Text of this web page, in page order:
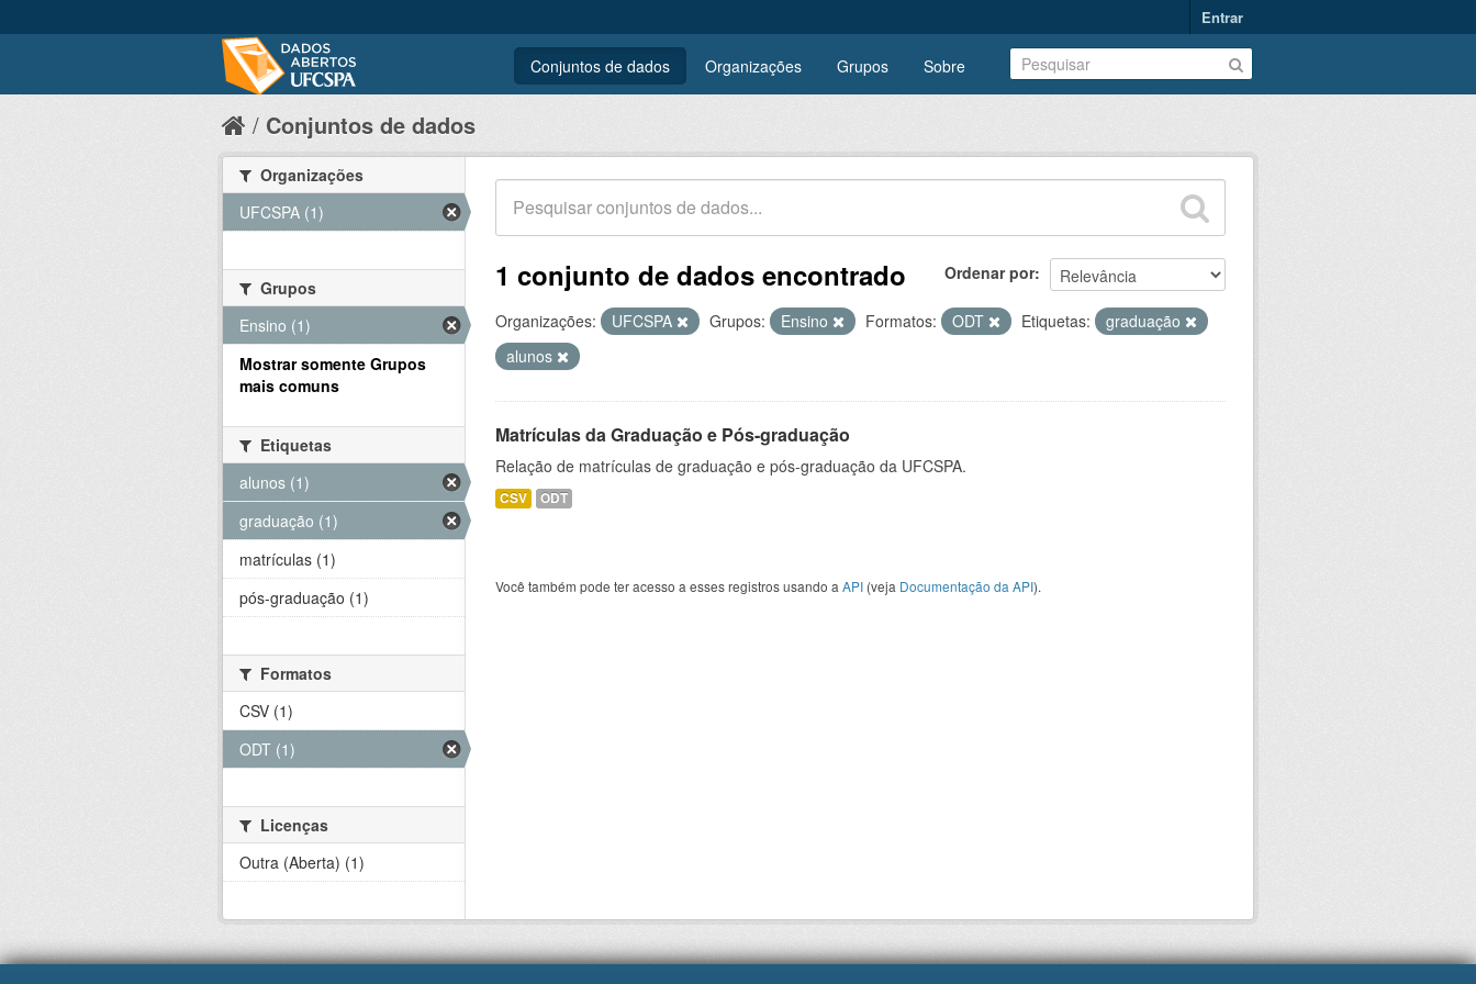
Entrar
Conjuntos de dados Organizações Grupos Sobre
Conjuntos de dados
Ordenar por
1 conjunto de dados encontrado
Organizações: UFCSPA Grupos: Ensino Formatos: ODT Etiquetas:
graduação
alunos
Matrículas da Graduação e Pós-graduação
Relação de matrículas de graduação e pós-graduação da UFCSPA.
CSV ODT
Você também pode ter acesso a esses registros usando a API (veja Documentação da API).
Organizações
UFCSPA (1)
Grupos
Ensino (1)
Mostrar somente Grupos
mais comuns
Etiquetas
alunos (1)
graduação (1)
matrículas (1)
pós-graduação (1)
Formatos
CSV (1)
ODT (1)
Licenças
Outra (Aberta) (1)